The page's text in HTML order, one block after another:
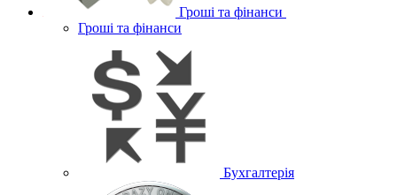
Гроші та фінанси
Гроші та фінанси
Бухгалтерія